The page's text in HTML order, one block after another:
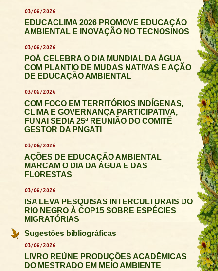
03/06/2026
EDUCACLIMA 2026 PROMOVE EDUCAÇÃO
AMBIENTAL E INOVAÇÃO NO TECNOSINOS
03/06/2026
POÁ CELEBRA O DIA MUNDIAL DA ÁGUA
COM PLANTIO DE MUDAS NATIVAS E AÇÃO
DE EDUCAÇÃO AMBIENTAL
03/06/2026
COM FOCO EM TERRITÓRIOS INDÍGENAS,
CLIMA E GOVERNANÇA PARTICIPATIVA,
FUNAI SEDIA 25ª REUNIÃO DO COMITÊ
GESTOR DA PNGATI
03/06/2026
AÇÕES DE EDUCAÇÃO AMBIENTAL
MARCAM O DIA DA ÁGUA E DAS
FLORESTAS
03/06/2026
ISA LEVA PESQUISAS INTERCULTURAIS DO
RIO NEGRO À COP15 SOBRE ESPÉCIES
MIGRATÓRIAS
Sugestões bibliográficas
03/06/2026
LIVRO REÚNE PRODUÇÕES ACADÊMICAS
DO MESTRADO EM MEIO AMBIENTE